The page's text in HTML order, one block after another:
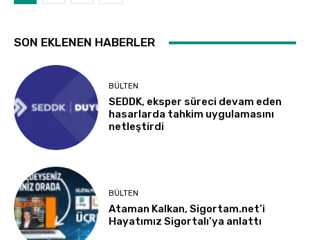
SON EKLENEN HABERLER
BÜLTEN
SEDDK, eksper süreci devam eden
hasarlarda tahkim uygulamasını
netleştirdi
BÜLTEN
Ataman Kalkan, Sigortam.net’i
Hayatımız Sigortalı’ya anlattı